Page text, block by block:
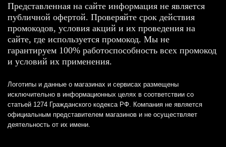
Представленная на сайте информация не является
публичной офертой. Проверяйте срок действия
промокодов, условия акций и их проведения на
сайте, где используется промокод. Мы не
гарантируем 100% работоспособность всех промокод
и условий их применения.
Логотипы и данные о магазинах и сервисах размещены
исключительно в информационных целях в соответствии со
статьей 1274 Гражданского кодекса РФ. Компания не является
официальным представителем магазинов и не осуществляет
деятельность от их имени.